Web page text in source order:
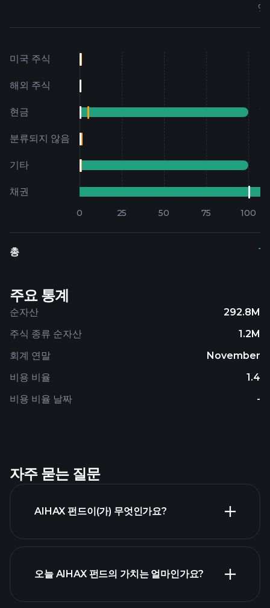
주요 통계
순자산
292.8M
주식 종류 순자산
1.2M
회계 연말
November
비용 비율
1.4
비용 비율 날짜
-
%
미국 주식
해외 주식
현금
분류되지 않음
기타
채권
총
자주 묻는 질문
AIHAX 펀드이(가) 무엇인가요?
오늘 AIHAX 펀드의 가치는 얼마인가요?